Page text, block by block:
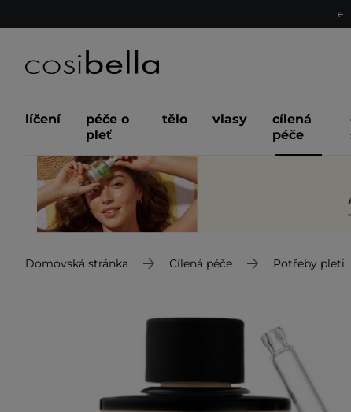
líčení
péče o
pleť
tělo vlasy
cílená
péče
Domovská stránka Cílená péče Potřeby pleti